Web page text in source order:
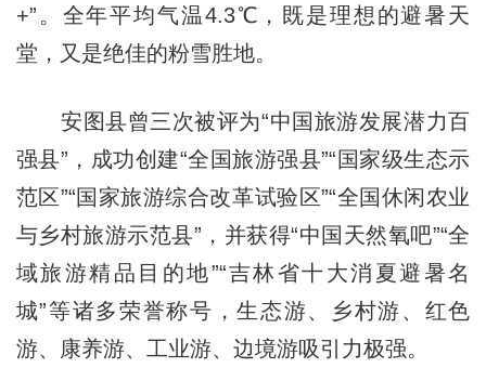
+”。全年平均气温4.3℃，既是理想的避暑天
堂，又是绝佳的粉雪胜地。
安图县曾三次被评为“中国旅游发展潜力百
强县”，成功创建“全国旅游强县”“国家级生态示
范区”“国家旅游综合改革试验区”“全国休闲农业
与乡村旅游示范县”，并获得“中国天然氧吧”“全
域旅游精品目的地”“吉林省十大消夏避暑名
城”等诸多荣誉称号，生态游、乡村游、红色
游、康养游、工业游、边境游吸引力极强。